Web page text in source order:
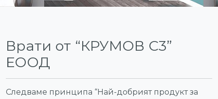
Врати от “КРУМОВ С3”
ЕООД
Следваме принципа “Най-добрият продукт за